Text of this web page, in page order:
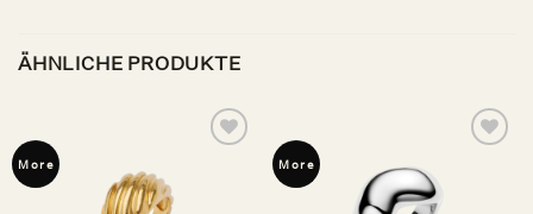
ÄHNLICHE PRODUKTE
More
Wunschliste
More
Wunschliste